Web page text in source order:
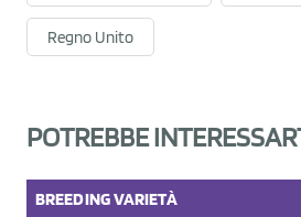
Regno Unito
POTREBBE
BREEDINGVARIETÀ